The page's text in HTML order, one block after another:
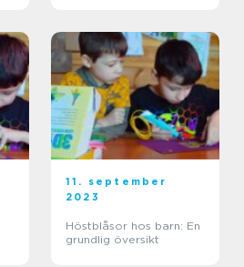
11. september
2023
Höstblåsor hos barn: En
grundlig översikt